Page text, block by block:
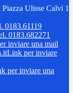
Ulisse Calvi 1
0183.61119
0183.682271
inviare una mail
Link per inviare
per inviare una